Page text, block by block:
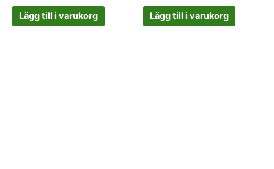
Lägg till i varukorg Lägg till i varukorg